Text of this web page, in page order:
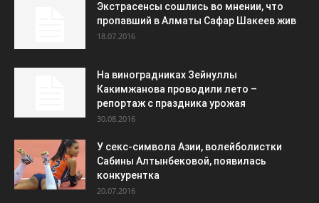
Экстрасенсы сошлись во мнении, что
пропавший в Алматы Сафар Шакеев жив
18.07.2016
На виноградниках Зейнуллы
Какимжанова проводили лето –
репортаж с праздника урожая
30.08.2016
У секс-символа Азии, волейболистки
Сабины Алтынбековой, появилась
конкурентка
20.07.2016